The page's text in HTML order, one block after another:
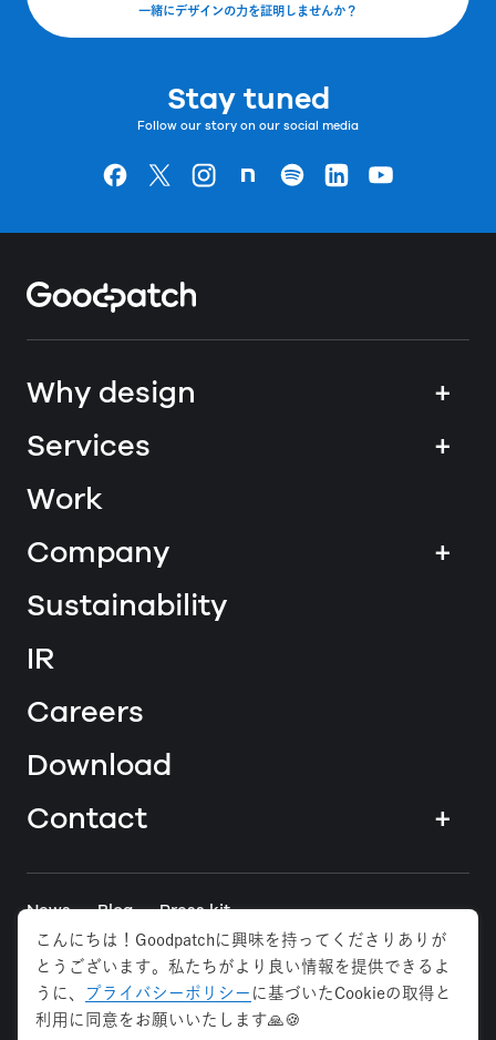
一緒にデザインの力を証明しませんか？
Stay tuned
Follow our story on our social media
Goodpatchの
ページ
Goodpatchの
ページ
Goodpatchの
ページGoodpatchの
ページ
Goodpatchの
ページ
Goodpatchの
ページ
Goodpatchの
Why design
+
Services
+
Work
Company
+
Sustainability
IR
Careers
Download
Contact
+
News Blog Press kit
Tokyo Osaka Anywhere
こんにちは！Goodpatchに興味を持ってくださりありが
とうございます。私たちがより良い情報を提供できるよ
うに、
プライバシーポリシー に基づいたCookieの取得と
利用に同意をお願いいたします🙏🍪